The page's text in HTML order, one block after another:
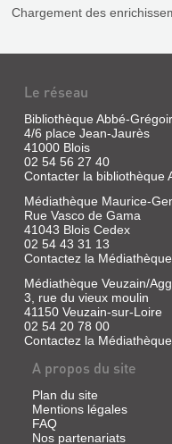
Sibylle
P'TITS
NOMS
Livre
Delacroix,
Bayard
Jeunesse,
2011
livre
plein
de
tendresse
sur
thème
petits
noms
d'animaux
que
ÉTOILE
ROUTE
|
Pog
|
Maison
2020
(Pistache)
Grâce
à
l'achat
d'une
caravane
ayant
appartenue
à
un
directeur
de
cirque,
une
famille
part
en
Chargement des
Le réseau
Bibliothèque Abbé-
4/6 place Jean-Jaurès
41000 Blois
02 54 56 27 40
Contacter la bibliothèque
Médiathèque Maurice-
Rue Vasco de Gama
41043 Blois Cedex
02 54 43 31 13
Contactez la Médiathèque
Médiathèque Veuzain/
3, rue du vieux moulin
41150 Veuzain-sur-Loire
02 54 20 78 00
Contactez la Médiathèque
A propos du site
Plan du site
Mentions légales
FAQ
Nos partenariats